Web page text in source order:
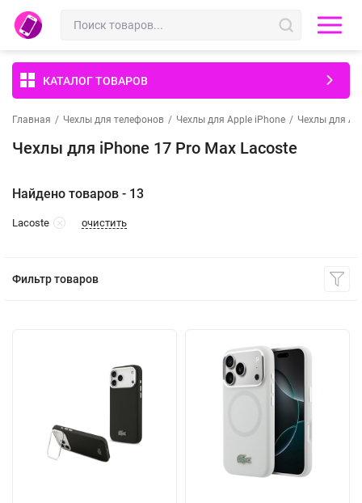
КАТАЛОГ ТОВАРОВ
Главная / Чехлы для телефонов / Чехлы для Apple iPhone / Чехлы для
Чехлы для iPhone 17 Pro Max Lacoste
Найдено товаров - 13
Lacoste очистить
Фильтр товаров